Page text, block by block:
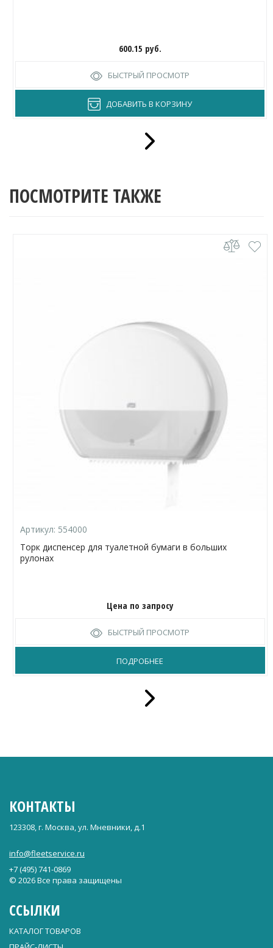
600.15 руб.
БЫСТРЫЙ ПРОСМОТР
ДОБАВИТЬ В КОРЗИНУ
ПОСМОТРИТЕ ТАКЖЕ
Артикул: 554000
Торк диспенсер для туалетной бумаги в больших
рулонах
Цена по запросу
БЫСТРЫЙ ПРОСМОТР
ПОДРОБНЕЕ
КОНТАКТЫ
123308, г. Москва, ул. Мневники, д.1
info@fleetservice.ru
+7 (495) 741-0869
© 2026 Все права защищены
ССЫЛКИ
КАТАЛОГ ТОВАРОВ